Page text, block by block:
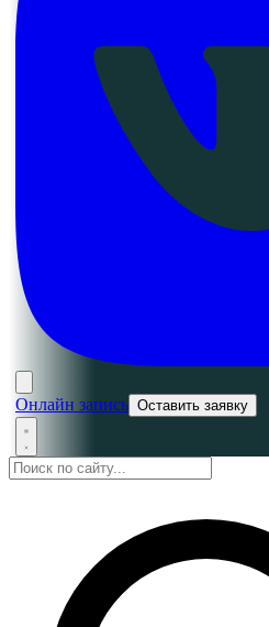
Онлайн запись Оставить заявку